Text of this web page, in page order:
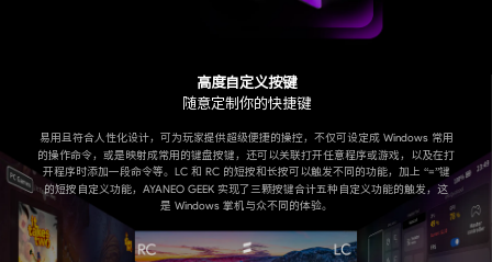
高度自定义按键
随意定制你的快捷键
易用且符合人性化设计，可为玩家提供超级便捷的操控，不仅可设定成 Windows 常用
的操作命令，或是映射成常用的键盘按键，还可以关联打开任意程序或游戏，以及在打
开程序时添加一段命令等。LC 和 RC 的短按和长按可以触发不同的功能，加上 “=”键
的短按自定义功能，AYANEO GEEK 实现了三颗按键合计五种自定义功能的触发，这
是 Windows 掌机与众不同的体验。